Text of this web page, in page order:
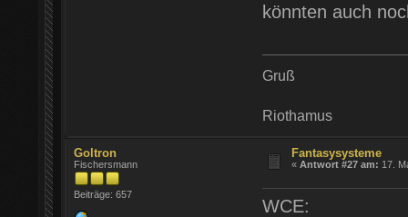
könnten auch
Gruß
Riothamus
Goltron
Fischersmann
Beiträge: 657
Fantasysysteme
«Antwort #27 am: 17.
WCE: